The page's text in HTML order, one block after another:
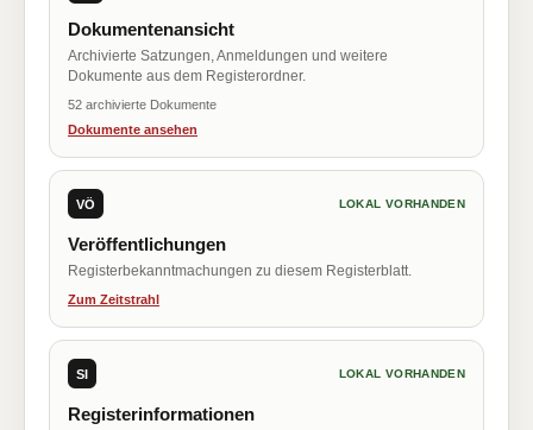
Dokumentenansicht
Archivierte Satzungen, Anmeldungen und weitere
Dokumente aus dem Registerordner.
52 archivierte Dokumente
Dokumente ansehen
VÖ LOKAL VORHANDEN
Veröffentlichungen
Registerbekanntmachungen zu diesem Registerblatt.
Zum Zeitstrahl
SI LOKAL VORHANDEN
Registerinformationen